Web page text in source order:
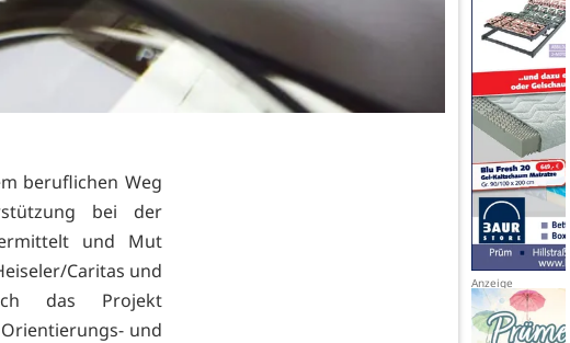
beruflichen Weg
bei der
und Mut
Caritas und
das Projekt
und